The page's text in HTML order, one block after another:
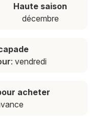
Haute saison
décembre
: vendredi
acheter